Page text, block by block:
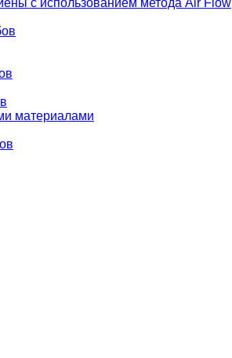
с использованием метода Air Flow
материалами